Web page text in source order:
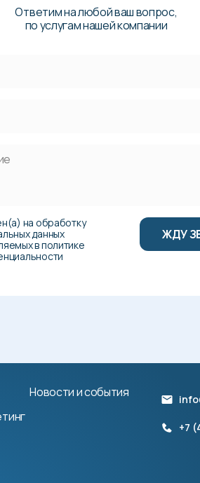
Ответим на любой ваш вопрос,
по услугам нашей компании
на обработку
данных
в политике
Новости и события
+7